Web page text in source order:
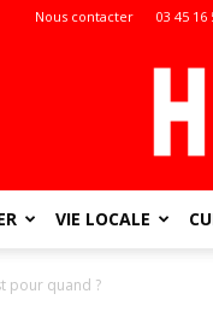
Nous contacter 03 45 16
VIE LOCALE
pour quand ?